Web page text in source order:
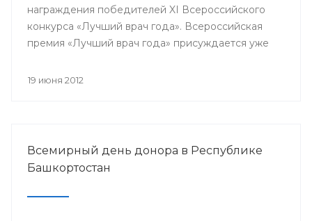
награждения победителей XI Всероссийского
конкурса «Лучший врач года». Всероссийская
премия «Лучший врач года» присуждается уже
лучшего боролись специалисты со всей страны.
19 июня 2012
Всемирный день донора в Республике
Башкортостан